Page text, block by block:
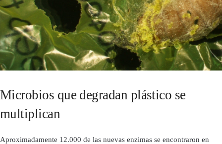
Microbios que degradan plástico se
multiplican
Aproximadamente 12.000 de las nuevas enzimas se encontraron en